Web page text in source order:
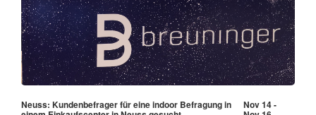
Neuss: Kundenbefrager für eine indoor Befragung in Nov 14 -